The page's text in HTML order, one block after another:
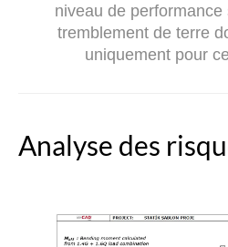
niveau de
tremblement de terre
uniquement pour
Analyse des